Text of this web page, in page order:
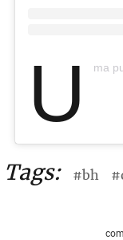
U ma
Tags: #bh